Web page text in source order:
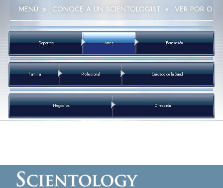
MENÚ » CONOCE A UN SCIENTOLOGIST » VER POR
Deportes Artes Educación
Familia Profesional Cuidado de la Salud
Negocios Dirección